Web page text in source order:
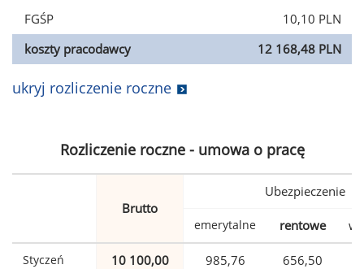
FGŚP
10,10 PLN
koszty pracodawcy
12 168,48 PLN
ukryj rozliczenie roczne
Rozliczenie roczne - umowa o pracę
Brutto
Ubezpieczenie
emerytalne rentowe
Styczeń 10 100,00 985,76 656,50